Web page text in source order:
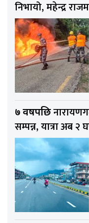
निभायो, महेन्द्र
७ वर्षपछि
सम्पन्न, यात्रा अब २